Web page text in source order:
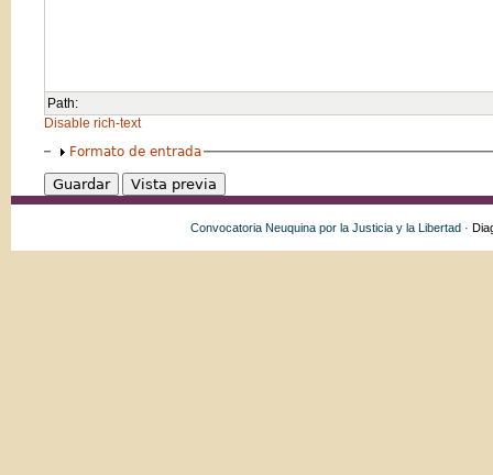
Path:
Disable rich-text
Formato de entrada
Convocatoria Neuquina por la Justicia y la Libertad ·